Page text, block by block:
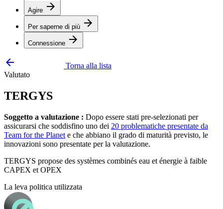
Agire arrow_forward
Per saperne di più arrow_forward
Connessione arrow_forward
arrow_backward
Torna alla lista
Valutato
TERGYS
Soggetto a valutazione : Dopo essere stati pre-selezionati per
assicurarsi che soddisfino uno dei 20 problematiche presentate da
Team for the Planet e che abbiano il grado di maturità previsto, le
innovazioni sono presentate per la valutazione.
TERGYS propose des systèmes combinés eau et énergie à faible
CAPEX et OPEX
La leva politica utilizzata